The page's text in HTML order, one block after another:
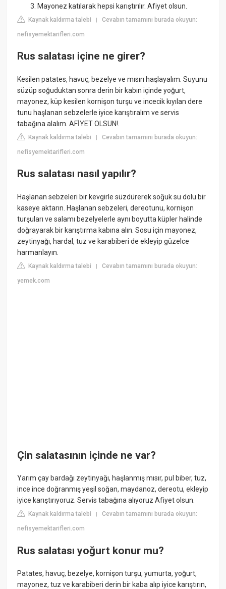
Mayonez katılarak hepsi karıştırılır. Afiyet olsun.
Kaynak kaldırma talebi |Cevabın tamamını burada okuyun:
nefisyemektarifleri.com
Rus salatası içine ne girer?
Kesilen patates, havuç, bezelye ve mısırı haşlayalım. Suyunu
süzüp soğuduktan sonra derin bir kabın içinde yoğurt,
mayonez, küp kesilen kornişon turşu ve incecik kıyılan dere
tunu haşlanan sebzelerle iyice karıştıralım ve servis
tabağına alalım. AFİYET OLSUN!.
Kaynak kaldırma talebi |Cevabın tamamını burada okuyun:
nefisyemektarifleri.com
Rus salatası nasıl yapılır?
Haşlanan sebzeleri bir kevgirle süzdürerek soğuk su dolu bir
kaseye aktarın. Haşlanan sebzeleri, dereotunu, kornişon
turşuları ve salamı bezelyelerle aynı boyutta küpler halinde
doğrayarak bir karıştırma kabına alın. Sosu için mayonez,
zeytinyağı, hardal, tuz ve karabiberi de ekleyip güzelce
harmanlayın.
Kaynak kaldırma talebi |Cevabın tamamını burada okuyun:
yemek.com
Çin salatasının içinde ne var?
Yarım çay bardağı zeytinyağı, haşlanmış mısır, pul biber, tuz,
ince ince doğranmış yeşil soğan, maydanoz, dereotu, ekleyip
iyice karıştırıyoruz. Servis tabağına alıyoruz Afiyet olsun.
Kaynak kaldırma talebi |Cevabın tamamını burada okuyun:
nefisyemektarifleri.com
Rus salatası yoğurt konur mu?
Patates, havuç, bezelye, kornişon turşu, yumurta, yoğurt,
mayonez, tuz ve karabiberi derin bir kaba alıp iyice karıştırın,